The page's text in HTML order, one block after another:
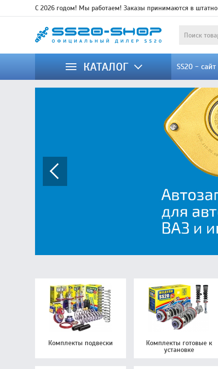
С 2026 годом! Мы работаем! Заказы принимаются в
КАТАЛОГ SS20 -
Комплекты подвески
Комплекты готовые к
установке